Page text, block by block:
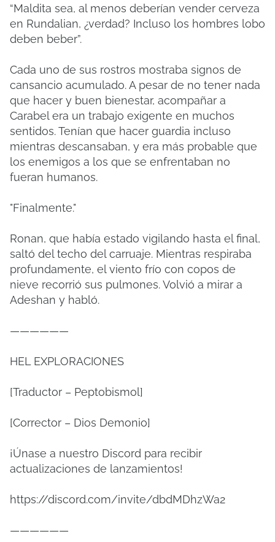
“Maldita sea, al menos deberían vender cerveza
en Rundalian, ¿verdad? Incluso los hombres lobo
deben beber”.
Cada uno de sus rostros mostraba signos de
cansancio acumulado. A pesar de no tener nada
que hacer y buen bienestar, acompañar a
Carabel era un trabajo exigente en muchos
sentidos. Tenían que hacer guardia incluso
mientras descansaban, y era más probable que
los enemigos a los que se enfrentaban no
fueran humanos.
"Finalmente."
Ronan, que había estado vigilando hasta el final,
saltó del techo del carruaje. Mientras respiraba
profundamente, el viento frío con copos de
nieve recorrió sus pulmones. Volvió a mirar a
Adeshan y habló.
——————
HEL EXPLORACIONES
[Traductor – Peptobismol]
[Corrector – Dios Demonio]
¡Únase a nuestro Discord para recibir
actualizaciones de lanzamientos!
https://discord.com/invite/dbdMDhzWa2
——————